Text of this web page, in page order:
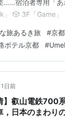
……宿泊者専用「あ
」 🎲 3F「Game」
ポテルスタイル」
イルに合わせて選
ン」 🌲 木の温も
い「aeru room」
旅あるき旅 #京
ポテル京都 #
1日前
】叡山電鉄700
，日本のまわり